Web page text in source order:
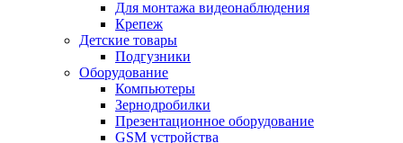
Для монтажа видеонаблюдения
Крепеж
Детские товары
Подгузники
Оборудование
Компьютеры
Зернодробилки
Презентационное оборудование
GSM устройства